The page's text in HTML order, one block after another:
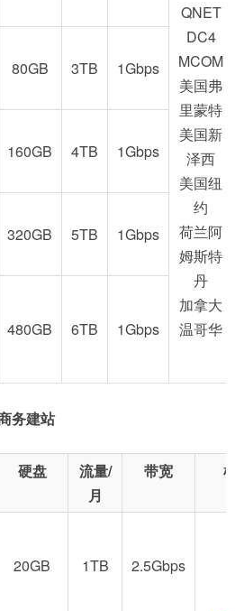
QNET
DC4
MCOM
美国弗
里蒙特
美国新
泽西
美国纽
约
荷兰阿
姆斯特
丹
加拿大
温哥华
80GB 3TB 1Gbps
160GB 4TB 1Gbps
320GB 5TB 1Gbps
480GB 6TB 1Gbps
务建站
硬盘
流量/
月
带宽
20GB 1TB 2.5Gbps